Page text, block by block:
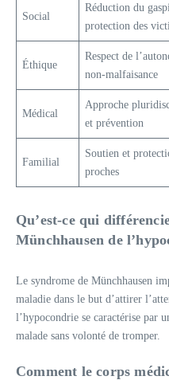
Social
Réduction du
protection des
Éthique
Respect de
non-malfaisance
Médical
Approche
et prévention
Familial
Soutien et
proches
Qu’est-ce qui
Münchhausen de
Le syndrome de Münchhausen
maladie dans le but d’attirer
l’hypocondrie se caractérise par
malade sans volonté de tromper.
Comment le corps